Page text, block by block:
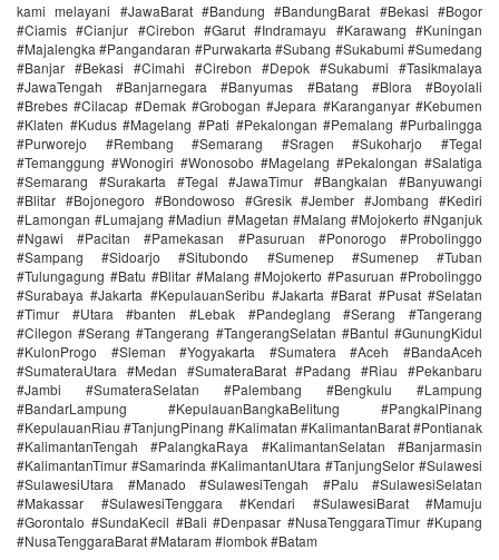
kami melayani #JawaBarat #Bandung #BandungBarat #Bekasi #Bogor
#Ciamis #Cianjur #Cirebon #Garut #Indramayu #Karawang #Kuningan
#Majalengka #Pangandaran #Purwakarta #Subang #Sukabumi #Sumedang
#Banjar #Bekasi #Cimahi #Cirebon #Depok #Sukabumi #Tasikmalaya
#JawaTengah #Banjarnegara #Banyumas #Batang #Blora #Boyolali
#Brebes #Cilacap #Demak #Grobogan #Jepara #Karanganyar #Kebumen
#Klaten #Kudus #Magelang #Pati #Pekalongan #Pemalang #Purbalingga
#Purworejo #Rembang #Semarang #Sragen #Sukoharjo #Tegal
#Temanggung #Wonogiri #Wonosobo #Magelang #Pekalongan #Salatiga
#Semarang #Surakarta #Tegal #JawaTimur #Bangkalan #Banyuwangi
#Blitar #Bojonegoro #Bondowoso #Gresik #Jember #Jombang #Kediri
#Lamongan #Lumajang #Madiun #Magetan #Malang #Mojokerto #Nganjuk
#Ngawi #Pacitan #Pamekasan #Pasuruan #Ponorogo #Probolinggo
#Sampang #Sidoarjo #Situbondo #Sumenep #Sumenep #Tuban
#Tulungagung #Batu #Blitar #Malang #Mojokerto #Pasuruan #Probolinggo
#Surabaya #Jakarta #KepulauanSeribu #Jakarta #Barat #Pusat #Selatan
#Timur #Utara #banten #Lebak #Pandeglang #Serang #Tangerang
#Cilegon #Serang #Tangerang #TangerangSelatan #Bantul #GunungKidul
#KulonProgo #Sleman #Yogyakarta #Sumatera #Aceh #BandaAceh
#SumateraUtara #Medan #SumateraBarat #Padang #Riau #Pekanbaru
#Jambi #SumateraSelatan #Palembang #Bengkulu #Lampung
#BandarLampung #KepulauanBangkaBelitung #PangkalPinang
#KepulauanRiau #TanjungPinang #Kalimatan #KalimantanBarat #Pontianak
#KalimantanTengah #PalangkaRaya #KalimantanSelatan #Banjarmasin
#KalimantanTimur #Samarinda #KalimantanUtara #TanjungSelor #Sulawesi
#SulawesiUtara #Manado #SulawesiTengah #Palu #SulawesiSelatan
#Makassar #SulawesiTenggara #Kendari #SulawesiBarat #Mamuju
#Gorontalo #SundaKecil #Bali #Denpasar #NusaTenggaraTimur #Kupang
#NusaTenggaraBarat #Mataram #lombok #Batam